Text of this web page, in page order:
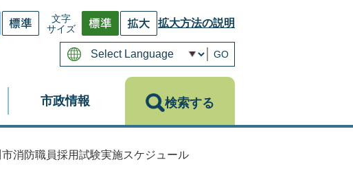
文字
サイズ
拡大方法の説明
GO
市政情報 検索する
消防職員採用試験実施スケジュール